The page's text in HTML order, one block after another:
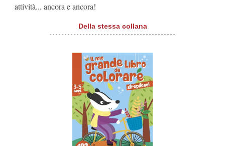
attività... ancora e ancora!
Della stessa collana